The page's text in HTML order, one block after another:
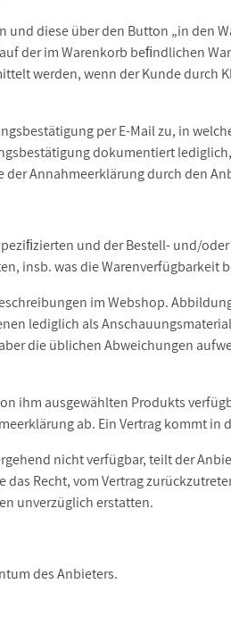
diese über den Button „in den
der im Warenkorb beﬁndlichen
werden, wenn der Kunde durch
per E-Mail zu, in
dokumentiert
Annahmeerklärung durch den
und der Bestell- und/
insb. was die Warenverfügbarkeit
im Webshop.
lediglich als
die üblichen Abweichungen
ihm ausgewählten Produkts
ab. Ein Vertrag kommt in
nicht verfügbar, teilt der
Recht, vom Vertrag
unverzüglich erstatten.
des Anbieters.